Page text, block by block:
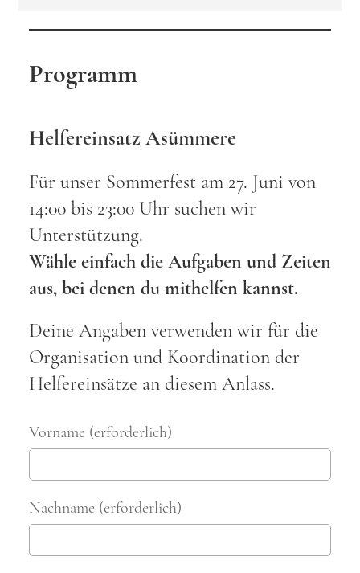
Programm
Helfereinsatz Asümmere
Für unser Sommerfest am 27. Juni von
14:00 bis 23:00 Uhr suchen wir
Unterstützung.
Wähle einfach die Aufgaben und Zeiten
aus, bei denen du mithelfen kannst.
Deine Angaben verwenden wir für die
Organisation und Koordination der
Helfereinsätze an diesem Anlass.
Vorname (erforderlich)
Nachname (erforderlich)